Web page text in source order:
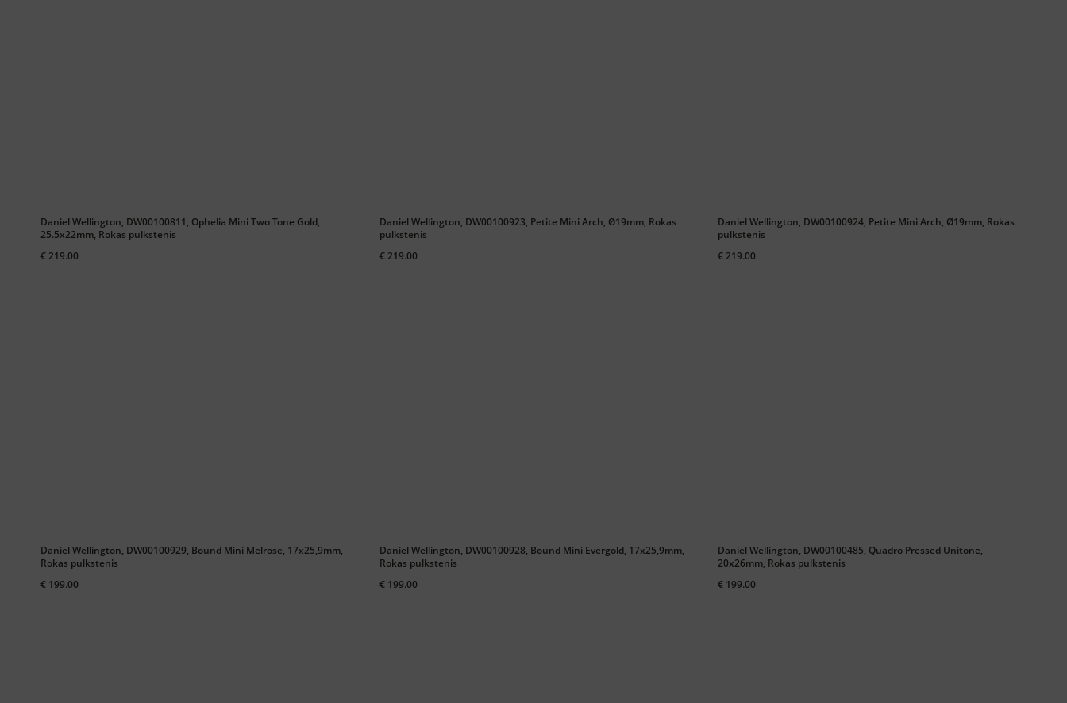
Daniel Wellington, DW00100811, Ophelia Mini Two Tone Gold,
25.5x22mm, Rokas pulkstenis
€ 219.00
Daniel Wellington, DW00100923, Petite Mini Arch, Ø19mm, Rokas
pulkstenis
€ 219.00
Daniel Wellington, DW00100924, Petite Mini Arch, Ø19mm, Rokas
pulkstenis
€ 219.00
Daniel Wellington, DW00100929, Bound Mini Melrose, 17x25,9mm,
Rokas pulkstenis
€ 199.00
Daniel Wellington, DW00100928, Bound Mini Evergold, 17x25,9mm,
Rokas pulkstenis
€ 199.00
Daniel Wellington, DW00100485, Quadro Pressed Unitone,
20x26mm, Rokas pulkstenis
€ 199.00